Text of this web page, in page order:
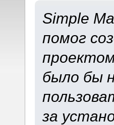
Simple
помог
было бы
за